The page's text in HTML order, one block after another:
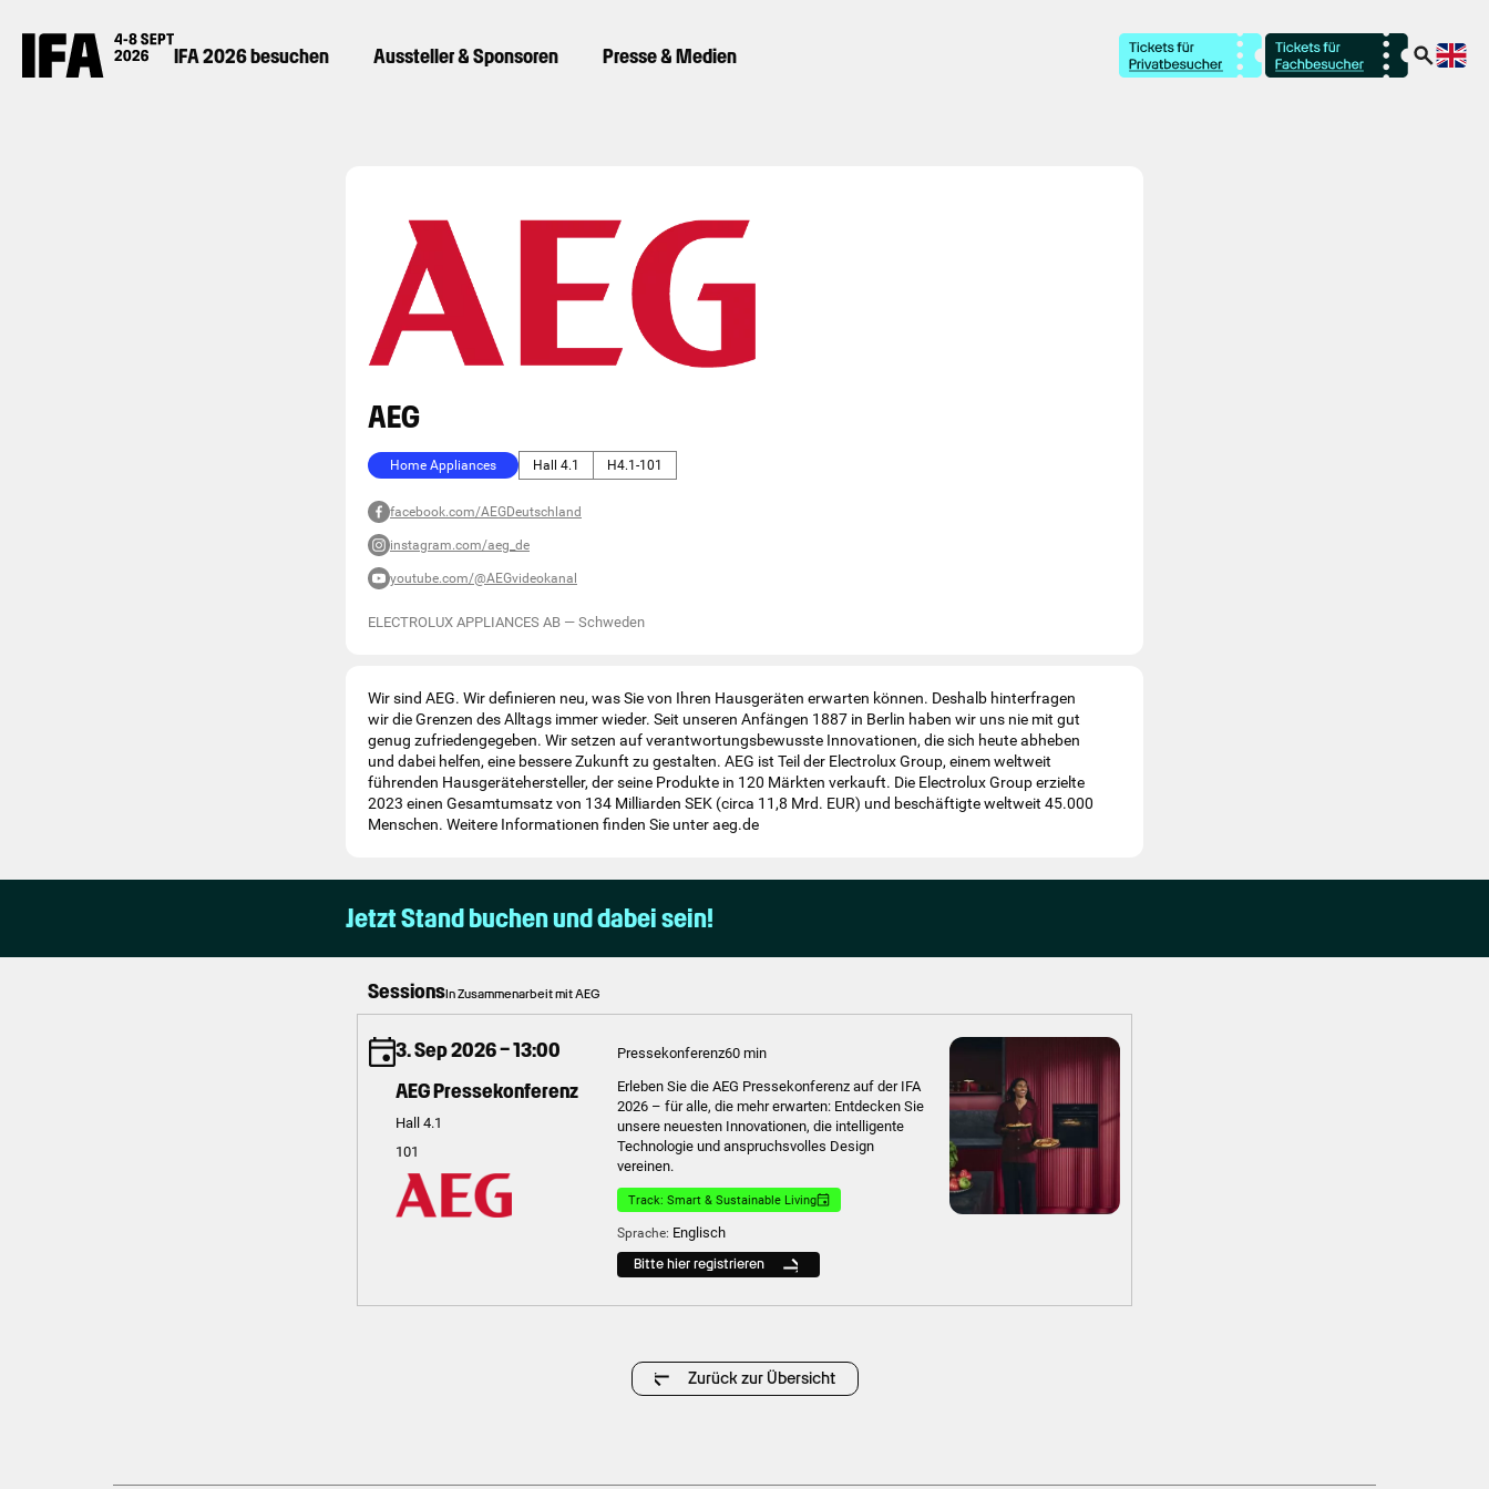
IFA 2026 besuchen Aussteller & Sponsoren Presse & Medien
AEG
Home Appliances Hall 4.1 H4.1-101
facebook.com/AEGDeutschland
instagram.com/aeg_de
youtube.com/@AEGvideokanal
ELECTROLUX APPLIANCES AB — Schweden
Wir sind AEG. Wir definieren neu, was Sie von Ihren Hausgeräten erwarten können. Deshalb hinterfragen
wir die Grenzen des Alltags immer wieder. Seit unseren Anfängen 1887 in Berlin haben wir uns nie mit gut
genug zufriedengegeben. Wir setzen auf verantwortungsbewusste Innovationen, die sich heute abheben
und dabei helfen, eine bessere Zukunft zu gestalten. AEG ist Teil der Electrolux Group, einem weltweit
führenden Hausgerätehersteller, der seine Produkte in 120 Märkten verkauft. Die Electrolux Group erzielte
2023 einen Gesamtumsatz von 134 Milliarden SEK (circa 11,8 Mrd. EUR) und beschäftigte weltweit 45.000
Menschen. Weitere Informationen finden Sie unter aeg.de
Jetzt Stand buchen und dabei sein!
SessionsIn Zusammenarbeit mit AEG
3. Sep 2026 – 13:00
AEG Pressekonferenz
Hall 4.1
101
Pressekonferenz60 min
Erleben Sie die AEG Pressekonferenz auf der IFA
2026 – für alle, die mehr erwarten: Entdecken Sie
unsere neuesten Innovationen, die intelligente
Technologie und anspruchsvolles Design
vereinen.
Track: Smart & Sustainable Living
Sprache: Englisch
Bitte hier registrieren
Zurück zur Übersicht